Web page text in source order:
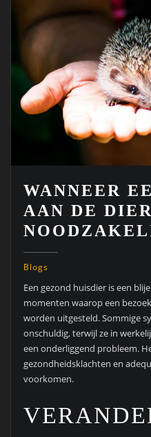
WANNEER
AAN DE
Blogs
Een gezond huisdier is een
momenten waarop een
worden uitgesteld. Sommige
onschuldig, terwijl ze in
een onderliggend probleem.
gezondheidsklachten en
voorkomen.